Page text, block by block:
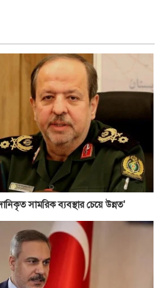
সামরিক ব্যবস্থার চেয়ে উন্নত'